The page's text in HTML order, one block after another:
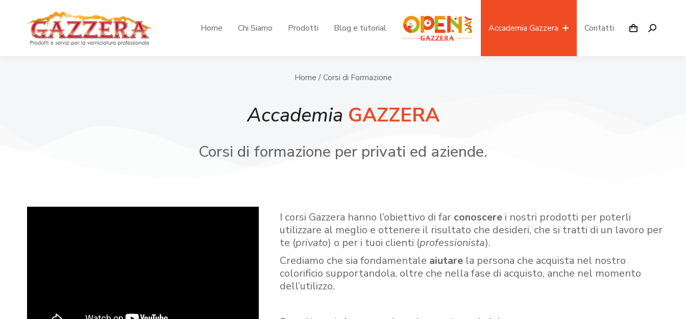
Home Chi Siamo Prodotti Blog e tutorial Accademia Gazzera Contatti
Home / Corsi di Formazione
Accademia GAZZERA
Corsi di formazione per privati ed aziende.
I corsi Gazzera hanno l’obiettivo di far conoscerei nostri prodotti per poterli
utilizzare al meglio e ottenere il risultato che desideri, che si tratti di un lavoro per
te (privato) o per i tuoi clienti (professionista).
Crediamo che sia fondamentale aiutare la persona che acquista nel nostro
colorificio supportandola, oltre che nella fase di acquisto, anche nel momento
dell’utilizzo.